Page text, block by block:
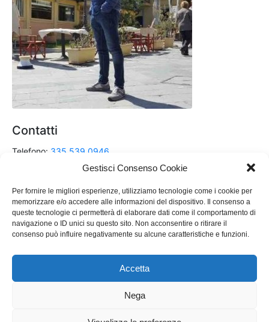
Gestisci Consenso Cookie
Per fornire le migliori esperienze, utilizziamo tecnologie come i cookie per
memorizzare e/o accedere alle informazioni del dispositivo. Il consenso a
queste tecnologie ci permetterà di elaborare dati come il comportamento di
navigazione o ID unici su questo sito. Non acconsentire o ritirare il
consenso può influire negativamente su alcune caratteristiche e funzioni.
Accetta
Nega
Contatti
Telefono: 335 539 0946
renzo.dalessandro@hotmail.it
Scrivimi su Messenger
e Seguimi sui Social !